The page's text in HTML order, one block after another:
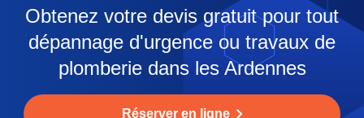
Obtenez votre devis gratuit pour tout
dépannage d'urgence ou travaux de
plomberie dans les Ardennes
Réserver en ligne